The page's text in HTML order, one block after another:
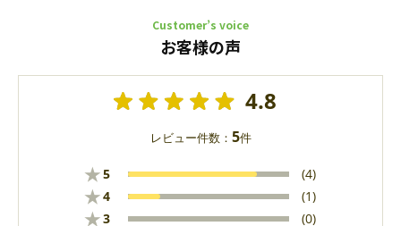
Customer’s voice
お客様の声
4.8
レビュー件数： 5件
★5 (4)
★4 (1)
★3 (0)